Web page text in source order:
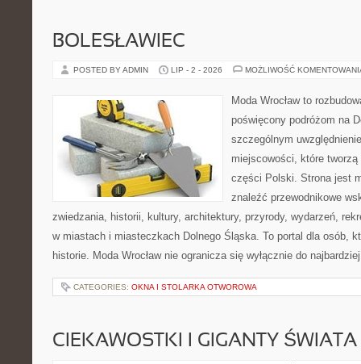
BOLESŁAWIEC
POSTED BY ADMIN LIP - 2 - 2026 MOŻLIWOŚĆ
Moda Wrocław to
poświęcony podróżom na
szczególnym
miejscowości, które
części Polski. Strona jest
znaleźć przewodnikowe
zwiedzania, historii, kultury, architektury, przyrody, wydarzeń,
w miastach i miasteczkach Dolnego Śląska. To portal dla osób,
historie. Moda Wrocław nie ogranicza się wyłącznie do
CATEGORIES: OKNA I STOLARKA OTWOROWA
CIEKAWOSTKI I GIGANTY ŚWIATA